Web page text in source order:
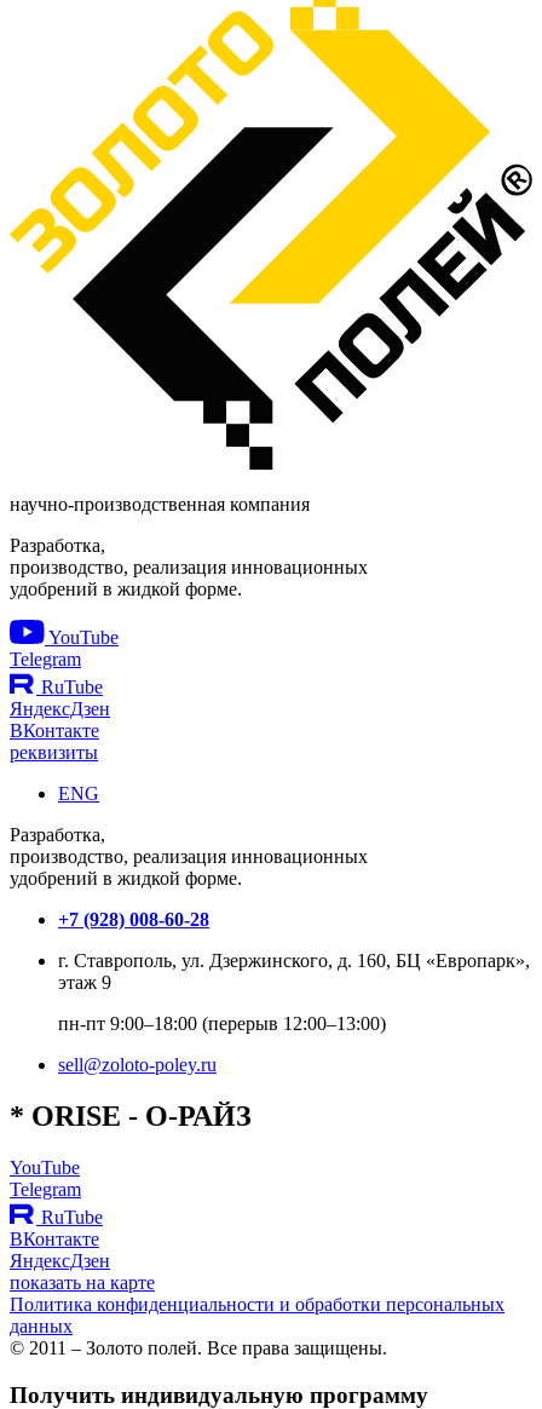
научно-производственная компания
Разработка,
производство, реализация инновационных
удобрений в жидкой форме.
YouTube
Telegram
RuTube
ЯндексДзен
ВКонтакте
реквизиты
ENG
Разработка,
производство, реализация инновационных
удобрений в жидкой форме.
+7 (928) 008-60-28
г. Ставрополь, ул. Дзержинского, д. 160, БЦ «Европарк»,
этаж 9
пн-пт 9:00–18:00 (перерыв 12:00–13:00)
sell@zoloto-poley.ru
* ORISE - О-РАЙЗ
YouTube
Telegram
RuTube
ВКонтакте
ЯндексДзен
показать на карте
Политика конфиденциальности и обработки персональных
данных
© 2011 – Золото полей. Все права защищены.
Получить индивидуальную программу